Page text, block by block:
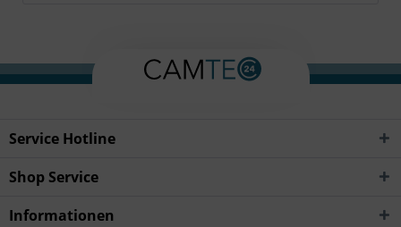
Service Hotline
Shop Service
Informationen